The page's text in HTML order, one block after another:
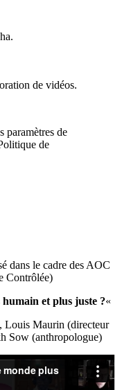
de vidéos.
paramètres de
de
dans le cadre des AOC
Contrôlée)
et plus juste ?«
Louis Maurin (directeur
Sow (anthropologue)